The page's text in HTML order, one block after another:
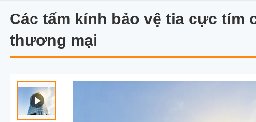
Các tấm kính bảo vệ tia cực
thương mại
Các tấm kính bảo vệ tia cực